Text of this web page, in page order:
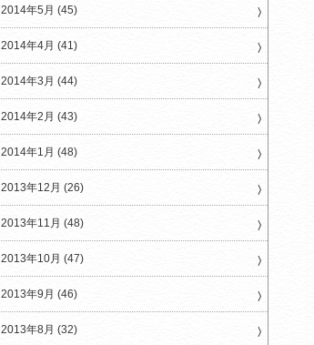
2014年5月 (45)
2014年4月 (41)
2014年3月 (44)
2014年2月 (43)
2014年1月 (48)
2013年12月 (26)
2013年11月 (48)
2013年10月 (47)
2013年9月 (46)
2013年8月 (32)